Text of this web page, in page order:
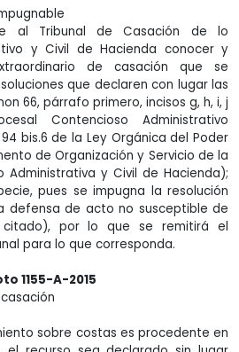
al Tribunal de Casación de lo
y Civil de Hacienda conocer y
de casación que se
que declaren con lugar las
66, párrafo primero, incisos g, h, i, j
Contencioso Administrativo
bis.6 de la Ley Orgánica del Poder
de Organización y Servicio de la
Administrativa y Civil de Hacienda);
pues se impugna la resolución
defensa de acto no susceptible de
citado), por lo que se remitirá el
para lo que corresponda.
1155-A-2015
sobre costas es procedente en